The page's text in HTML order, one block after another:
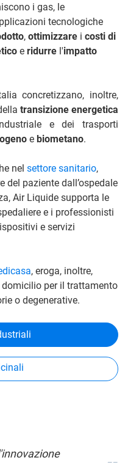
i gas, le
tecnologiche
, ottimizzare i costi di
e ridurre l'impatto
concretizzano, inoltre,
transizione energetica
e dei trasporti
e biometano.
nel settore sanitario,
paziente dall’ospedale
Air Liquide supporta le
e i professionisti
e servizi
, eroga, inoltre,
per il trattamento
o degenerative.